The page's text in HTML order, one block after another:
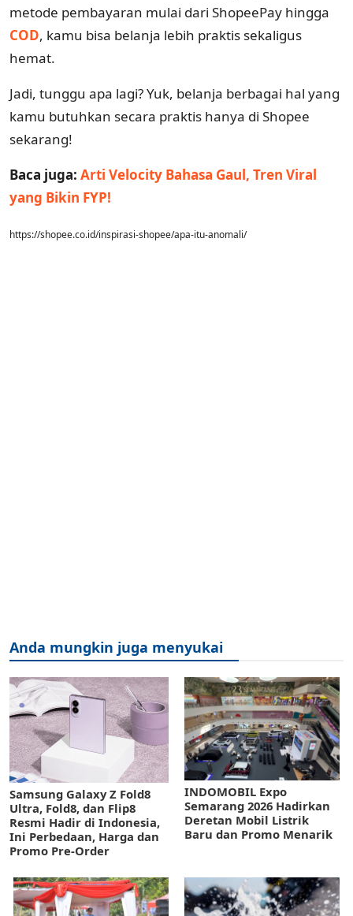
metode pembayaran mulai dari ShopeePay hingga
COD, kamu bisa belanja lebih praktis sekaligus
hemat.
Jadi, tunggu apa lagi? Yuk, belanja berbagai hal yang
kamu butuhkan secara praktis hanya di Shopee
sekarang!
Baca juga: Arti Velocity Bahasa Gaul, Tren Viral
yang Bikin FYP!
https://shopee.co.id/inspirasi-shopee/apa-itu-anomali/
Anda mungkin juga menyukai
Samsung Galaxy Z Fold8
Ultra, Fold8, dan Flip8
Resmi Hadir di Indonesia,
Ini Perbedaan, Harga dan
Promo Pre-Order
INDOMOBIL Expo
Semarang 2026 Hadirkan
Deretan Mobil Listrik
Baru dan Promo Menarik